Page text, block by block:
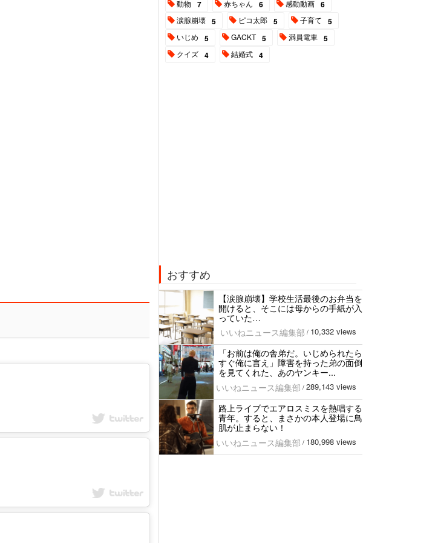
動物 7 赤ちゃん 6 感動動画 6
涙腺崩壊 5 ピコ太郎 5 子育て 5
いじめ 5 GACKT 5 満員電車 5
クイズ 4 結婚式 4
おすすめ
【涙腺崩壊】学校生活最後のお弁当を
開けると、そこには母からの手紙が入
っていた…
いいねニュース編集部 / 10,332 views
「お前は俺の舎弟だ。いじめられたら
すぐ俺に言え」障害を持った弟の面倒
を見てくれた、あのヤンキー...
いいねニュース編集部 / 289,143 views
路上ライブでエアロスミスを熱唱する
青年。すると、まさかの本人登場に鳥
肌が止まらない！
いいねニュース編集部 / 180,998 views